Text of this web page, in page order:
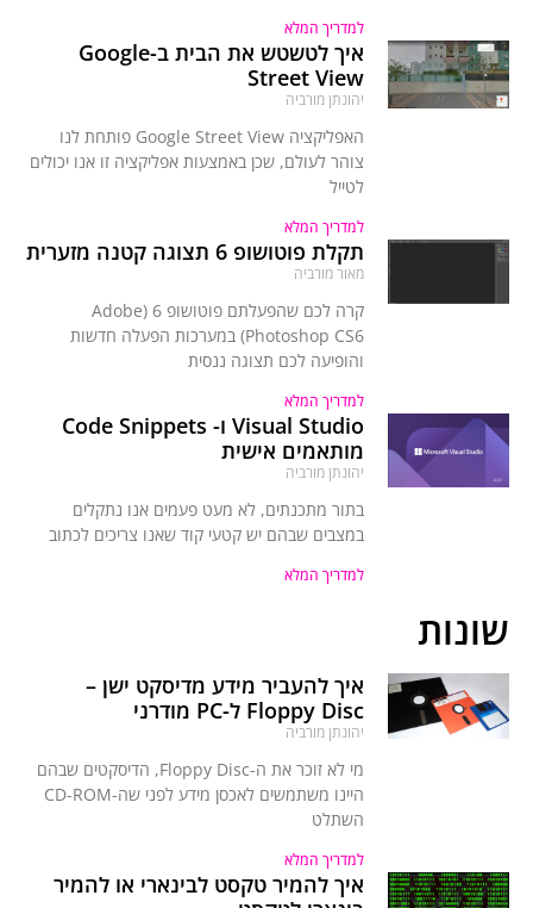
למדריך המלא
איך לטשטש את הבית ב-Google
Street View
יהונתן מורביה
האפליקציה Google Street View פותחת לנו
צוהר לעולם, שכן באמצעות אפליקציה זו אנו יכולים
לטייל
למדריך המלא
תקלת פוטושופ 6 תצוגה קטנה מזערית
מאור מורביה
קרה לכם שהפעלתם פוטושופ 6 (Adobe
Photoshop CS6) במערכות הפעלה חדשות
והופיעה לכם תצוגה ננסית
למדריך המלא
Visual Studio ו- Code Snippets
מותאמים אישית
יהונתן מורביה
בתור מתכנתים, לא מעט פעמים אנו נתקלים
במצבים שבהם יש קטעי קוד שאנו צריכים לכתוב
למדריך המלא
שונות
איך להעביר מידע מדיסקט ישן –
Floppy Disc ל-PC מודרני
יהונתן מורביה
מי לא זוכר את ה-Floppy Disc, הדיסקטים שבהם
היינו משתמשים לאכסן מידע לפני שה-CD-ROM
השתלט
למדריך המלא
איך להמיר טקסט לבינארי או להמיר